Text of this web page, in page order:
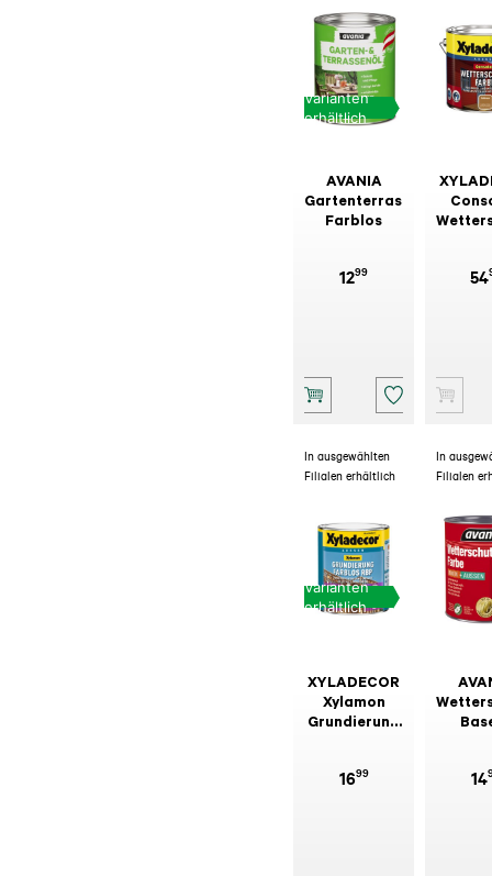
Varianten
erhältlich
AVANIA
Gartenterrassenöl
Farblos
1299 54
In ausgewählten
Filialen erhältlich
Varianten
erhältlich
XYLADECOR
Xylamon
Grundierung
1699
In
Filialen
14